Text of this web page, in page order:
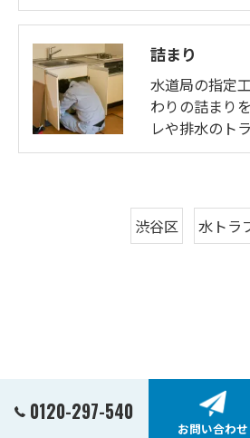
詰まり
水道局の指定
わりの詰まり
レや排水のト
渋谷区 水トラ
0120-297-540
お問い合わせ